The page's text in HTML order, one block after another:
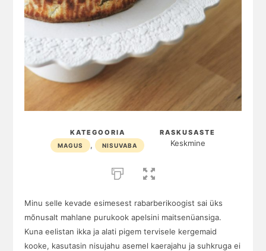
KATEGOORIA
MAGUS , NISUVABA
RASKUSASTE
Keskmine
Minu selle kevade esimesest rabarberikoogist sai üks
mõnusalt mahlane purukook apelsini maitsenüansiga.
Kuna eelistan ikka ja alati pigem tervisele kergemaid
kooke, kasutasin nisujahu asemel kaerajahu ja suhkruga ei